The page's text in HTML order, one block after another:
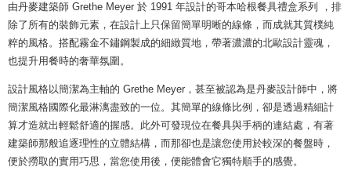
由丹麥建築師 Grethe Meyer 於 1991 年設計的哥本哈根餐具禮盒系列 ，排
除了所有的裝飾元素，在設計上只保留簡單明晰的線條，而成就其質樸純
粹的風格。搭配霧金不鏽鋼製成的細緻質地，帶著濃濃的北歐設計靈魂，
也提升用餐時的奢華氛圍。
設計風格以簡潔為主軸的 Grethe Meyer，甚至被認為是丹麥設計師中，將
簡潔風格國際化最淋漓盡致的一位。其簡單的線條比例，卻是透過精細計
算才造就出輕鬆舒適的握感。此外可發現位在餐具與手柄的連結處，有著
建築師那般追逐理性的立體結構，而那卻也是讓您使用於較深的餐盤時，
便於撈取的實用巧思，當您使用後，便能體會它獨特順手的感覺。